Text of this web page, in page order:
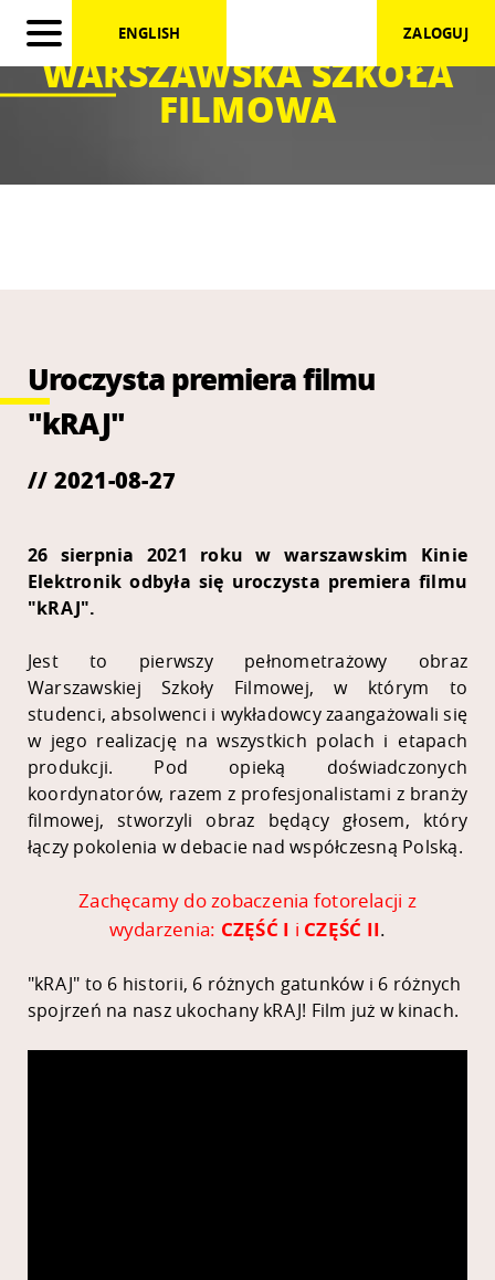
WARSZAWSKA SZKOŁA
FILMOWA
ENGLISH ZALOGUJ
Uroczysta premiera filmu
"kRAJ"
// 2021-08-27
26 sierpnia 2021 roku w warszawskim Kinie
Elektronik odbyła się uroczysta premiera filmu
"kRAJ".
Jest to pierwszy pełnometrażowy obraz
Warszawskiej Szkoły Filmowej, w którym to
studenci, absolwenci i wykładowcy zaangażowali się
w jego realizację na wszystkich polach i etapach
produkcji. Pod opieką doświadczonych
koordynatorów, razem z profesjonalistami z branży
filmowej, stworzyli obraz będący głosem, który
łączy pokolenia w debacie nad współczesną Polską.
Zachęcamy do zobaczenia fotorelacji z
wydarzenia: CZĘŚĆ I i CZĘŚĆ II.
"kRAJ" to 6 historii, 6 różnych gatunków i 6 różnych
spojrzeń na nasz ukochany kRAJ! Film już w kinach.